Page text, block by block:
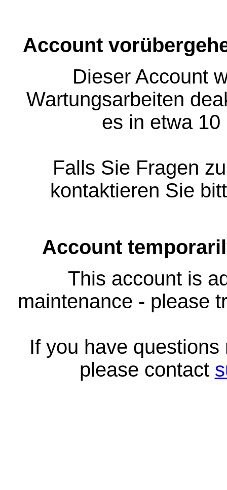
Account
Dieser Account
Wartungsarbeiten
es in etwa
Falls Sie Fragen
kontaktieren Sie
Account
This account is
maintenance - please
If you have
please contact